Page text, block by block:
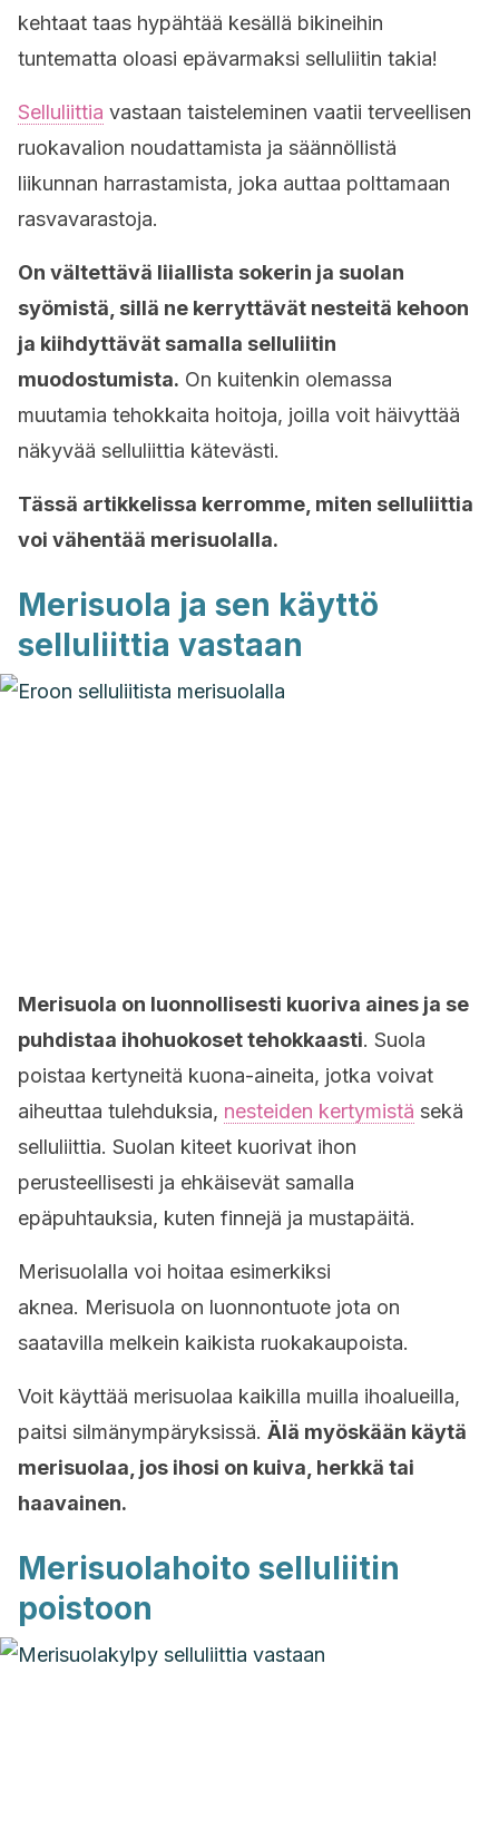
kehtaat taas hypähtää kesällä bikineihin
tuntematta oloasi epävarmaksi selluliitin takia!
Selluliittia vastaan taisteleminen vaatii terveellisen
ruokavalion noudattamista ja säännöllistä
liikunnan harrastamista, joka auttaa polttamaan
rasvavarastoja.
On vältettävä liiallista sokerin ja suolan
syömistä, sillä ne kerryttävät nesteitä kehoon
ja kiihdyttävät samalla selluliitin
muodostumista. On kuitenkin olemassa
muutamia tehokkaita hoitoja, joilla voit häivyttää
näkyvää selluliittia kätevästi.
Tässä artikkelissa kerromme, miten selluliittia
voi vähentää merisuolalla.
Merisuola ja sen käyttö
selluliittia vastaan
Merisuola on luonnollisesti kuoriva aines ja se
puhdistaa ihohuokoset tehokkaasti. Suola
poistaa kertyneitä kuona-aineita, jotka voivat
aiheuttaa tulehduksia, nesteiden kertymistä sekä
selluliittia. Suolan kiteet kuorivat ihon
perusteellisesti ja ehkäisevät samalla
epäpuhtauksia, kuten finnejä ja mustapäitä.
Merisuolalla voi hoitaa esimerkiksi
aknea. Merisuola on luonnontuote jota on
saatavilla melkein kaikista ruokakaupoista.
Voit käyttää merisuolaa kaikilla muilla ihoalueilla,
paitsi silmänympäryksissä. Älä myöskään käytä
merisuolaa, jos ihosi on kuiva, herkkä tai
haavainen.
Merisuolahoito selluliitin
poistoon